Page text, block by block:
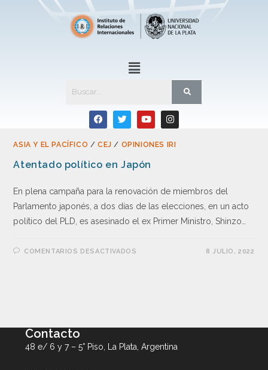
ASIA Y EL PACÍFICO /CEJ / OPINIONES IRI
Atentado político en Japón
En plena campaña para la renovación de miembros del
Parlamento japonés, a dos días de las elecciones, en un acto
político del PLD, es asesinado el ex Primer Ministro, Shinzo…
COMENTARIOS DESACTIVADOS 8 JULIO, 2022
Contacto
48 e/ 6 y 7 – 5° Piso, La Plata, Argentina